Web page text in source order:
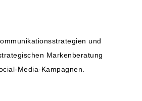
und
Markenberatung
Media-Kampagnen.